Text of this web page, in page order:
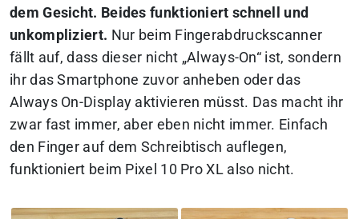
dem Gesicht. Beides funktioniert schnell und
unkompliziert. Nur beim Fingerabdruckscanner
fällt auf, dass dieser nicht „Always-On“ ist, sondern
ihr das Smartphone zuvor anheben oder das
Always On-Display aktivieren müsst. Das macht ihr
zwar fast immer, aber eben nicht immer. Einfach
den Finger auf dem Schreibtisch auflegen,
funktioniert beim Pixel 10 Pro XL also nicht.